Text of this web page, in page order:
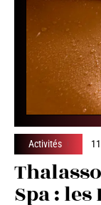
Activités
Spa :